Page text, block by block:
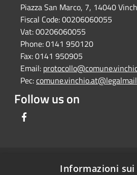
Piazza San Marco, 7, 14040
Fiscal Code:00206060055
Vat:00206060055
Phone:0141 950120
Fax:0141 950905
Email:
Pec:
Follow us on
Informazioni sui